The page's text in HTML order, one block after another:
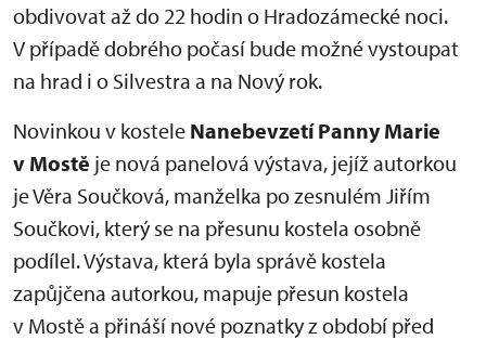
obdivovat až do 22 hodin o Hradozámecké noci.
V případě dobrého počasí bude možné vystoupat
na hrad i o Silvestra a na Nový rok.
Novinkou v kostele Nanebevzetí Panny Marie
v Mostě je nová panelová výstava, jejíž autorkou
je Věra Součková, manželka po zesnulém Jiřím
Součkovi, který se na přesunu kostela osobně
podílel. Výstava, která byla správě kostela
zapůjčena autorkou, mapuje přesun kostela
v Mostě a přináší nové poznatky z období před